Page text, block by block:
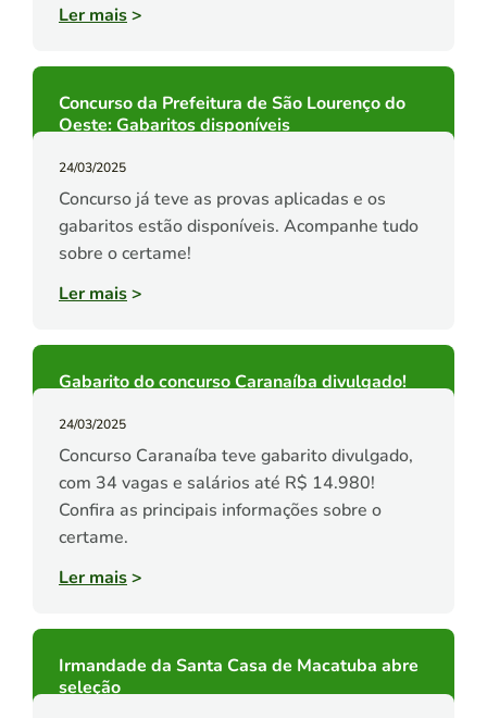
Ler mais>
Concurso da Prefeitura de São Lourenço do
Oeste: Gabaritos disponíveis
24/03/2025
Concurso já teve as provas aplicadas e os
gabaritos estão disponíveis. Acompanhe tudo
sobre o certame!
Ler mais>
Gabarito do concurso Caranaíba divulgado!
24/03/2025
Concurso Caranaíba teve gabarito divulgado,
com 34 vagas e salários até R$ 14.980!
Confira as principais informações sobre o
certame.
Ler mais>
Irmandade da Santa Casa de Macatuba abre
seleção